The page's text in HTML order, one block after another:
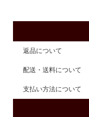
返品について
配送・送料について
支払い方法について